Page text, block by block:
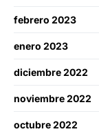
febrero 2023
enero 2023
diciembre 2022
noviembre 2022
octubre 2022